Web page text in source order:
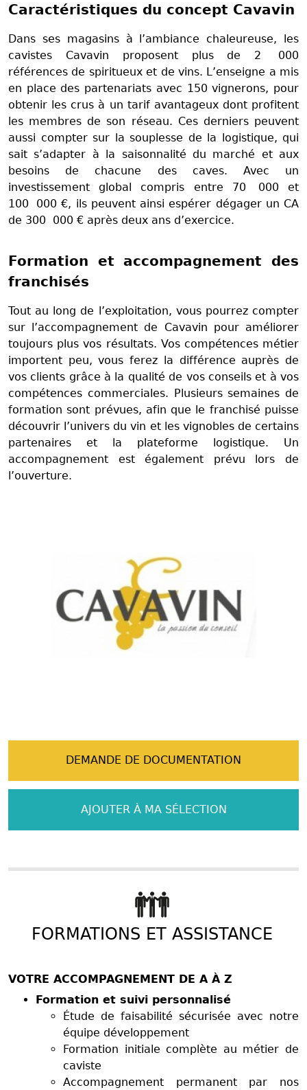
Caractéristiques du concept Cavavin
Dans ses magasins à l’ambiance chaleureuse, les
cavistes Cavavin proposent plus de 2 000
références de spiritueux et de vins. L’enseigne a mis
en place des partenariats avec 150 vignerons, pour
obtenir les crus à un tarif avantageux dont profitent
les membres de son réseau. Ces derniers peuvent
aussi compter sur la souplesse de la logistique, qui
sait s’adapter à la saisonnalité du marché et aux
besoins de chacune des caves. Avec un
investissement global compris entre 70 000 et
100 000 €, ils peuvent ainsi espérer dégager un CA
de 300 000 € après deux ans d’exercice.
Formation et accompagnement des
franchisés
Tout au long de l’exploitation, vous pourrez compter
sur l’accompagnement de Cavavin pour améliorer
toujours plus vos résultats. Vos compétences métier
importent peu, vous ferez la différence auprès de
vos clients grâce à la qualité de vos conseils et à vos
compétences commerciales. Plusieurs semaines de
formation sont prévues, afin que le franchisé puisse
découvrir l’univers du vin et les vignobles de certains
partenaires et la plateforme logistique. Un
accompagnement est également prévu lors de
l’ouverture.
DEMANDE DE DOCUMENTATION
AJOUTER À MA SÉLECTION
FORMATIONS ET ASSISTANCE
VOTRE ACCOMPAGNEMENT DE A À Z
Formation et suivi personnalisé
Étude de faisabilité sécurisée avec notre
équipe développement
Formation initiale complète au métier de
caviste
Accompagnement permanent par nos